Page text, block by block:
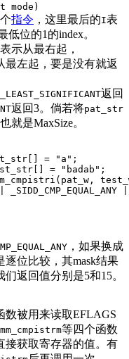
指令 ，这里最后的I表
位的1的index。
示从最右起，
最左起，要是没有就返
返回
返回3。倘若将pat_str
就是MaxSize。
= "a" ;
= "badab" ;
_SIDD_CMP_EQUAL_ANY
，如果换成
逐位比较，其mask结果
们返回值分别是5和15。
数被用来读取EFLAGS
_mm_cmpistrm等四个函数
接获取寄存器的值。有